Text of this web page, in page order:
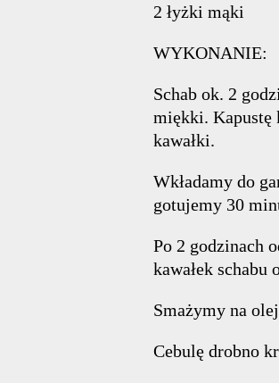
2 łyżki mąki
WYKONANIE:
Schab ok. 2
miękki. Kapustę
kawałki.
Wkładamy do
gotujemy 30
Po 2 godzinach
kawałek schabu
Smażymy na
Cebulę drobno